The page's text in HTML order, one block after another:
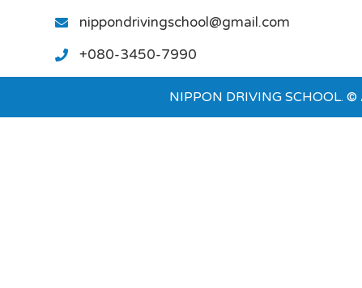
nippondrivingschool@gmail.com
+080-3450-7990
NIPPON DRIVING SCHOOL.